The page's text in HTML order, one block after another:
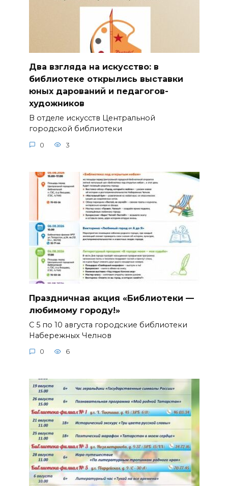
Два взгляда на искусство: в
библиотеке открылись выставки
юных дарований и педагогов-
художников
В отделе искусств Центральной
городской библиотеки
0 3
Праздничная акция «Библиотеки —
любимому городу!»
С 5 по 10 августа городские библиотеки
Набережных Челнов
0 6